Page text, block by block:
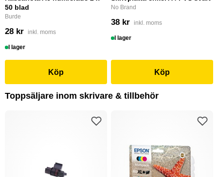
50 blad
Burde
28 kr inkl. moms
I lager
Köp
No Brand
38 kr inkl. moms
I lager
Köp
Toppsäljare inom skrivare & tillbehör